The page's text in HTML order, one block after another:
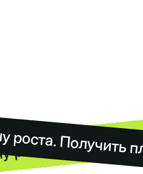
Получить
Получить